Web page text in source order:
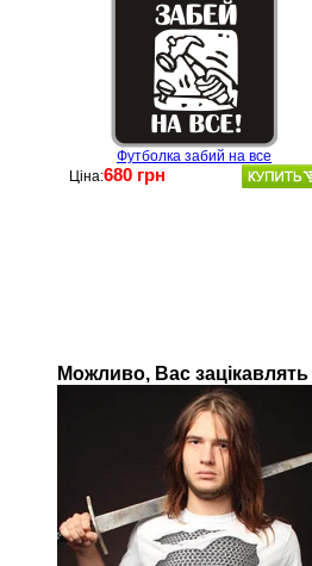
Футболка забий на все
Ціна:680 грн
Можливо, Ваc зацікавлять